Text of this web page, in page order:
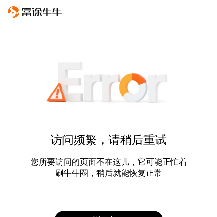
访问频繁，请稍后重试
您所要访问的页面不在这儿，它可能正忙着
刷牛牛圈，稍后就能恢复正常